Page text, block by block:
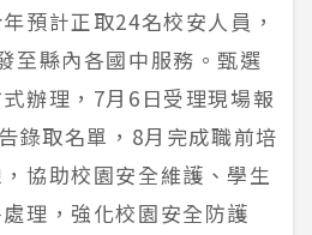
預計正取24名校安人員，
至縣內各國中服務。甄選
辦理，7月6日受理現場報
錄取名單，8月完成職前培
協助校園安全維護、學生
理，強化校園安全防護